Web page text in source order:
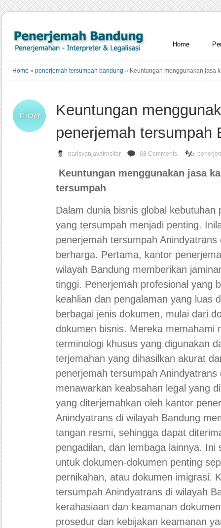
Home
Home » penerjemah tersumpah bandung » Keuntungan menggunakan jasa
Keuntungan
penerjemah tersumpah
11Oct
parisvanjavatrnsltor 68 Comments.
Keuntungan menggunakan jasa
tersumpah
Dalam dunia bisnis global kebutuhan
yang tersumpah menjadi penting.
penerjemah tersumpah
berharga. Pertama, kantor
wilayah Bandung memberikan
tinggi. Penerjemah profesional yang
keahlian dan pengalaman yang luas
berbagai jenis dokumen, mulai dari
dokumen bisnis. Mereka memahami
terminologi khusus yang digunakan
terjemahan yang dihasilkan akurat
penerjemah tersumpah Anindyatrans
menawarkan keabsahan legal yang
yang diterjemahkan oleh kantor
Anindyatrans di wilayah Bandung
tangan resmi, sehingga dapat
pengadilan, dan lembaga lainnya.
untuk dokumen-dokumen penting
pernikahan, atau dokumen imigrasi.
tersumpah Anindyatrans di wilayah
kerahasiaan dan keamanan
prosedur dan kebijakan keamanan